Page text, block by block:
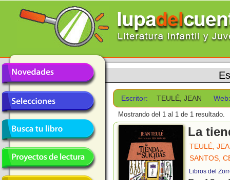
Escritor: TEULÉ, JEAN
Mostrando del 1 al 1 de 1 resultado.
La
TEULÉ,
SANTOS,
Libros del